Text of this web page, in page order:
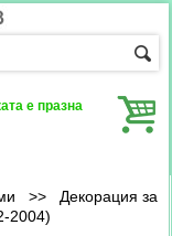
е празна
>> Декорация за
2004)